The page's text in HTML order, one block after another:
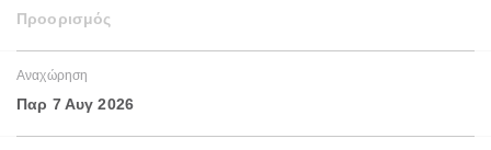
Προορισμός
Αναχώρηση
Παρ 7 Αυγ 2026